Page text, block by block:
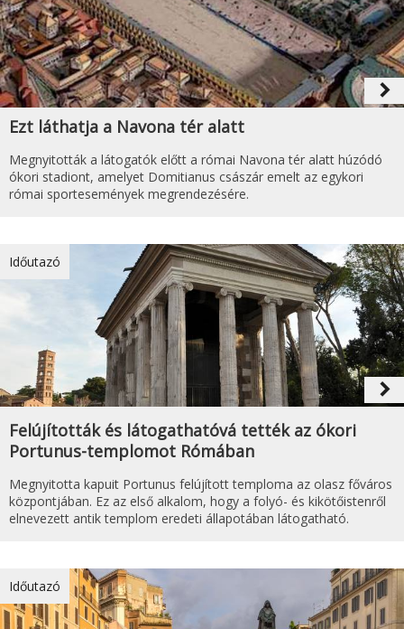
navigate_next
Ezt láthatja a Navona tér alatt
Megnyitották a látogatók előtt a római Navona tér alatt húzódó
ókori stadiont, amelyet Domitianus császár emelt az egykori
római sportesemények megrendezésére.
Időutazó
navigate_next
Felújították és látogathatóvá tették az ókori
Portunus-templomot Rómában
Megnyitotta kapuit Portunus felújított temploma az olasz főváros
központjában. Ez az első alkalom, hogy a folyó- és kikötőistenről
elnevezett antik templom eredeti állapotában látogatható.
Időutazó